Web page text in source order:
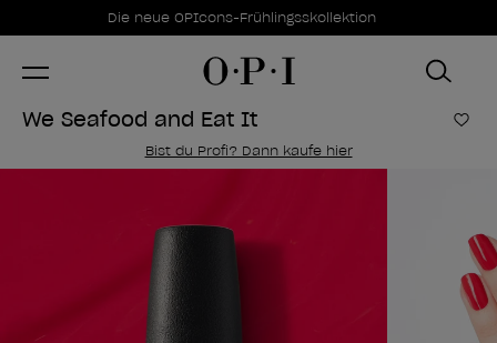
Sonderangebote
Die neue OPIcons-Frühlingsskollektion
Item 1 of 1
We Seafood and Eat It Zur
Bist du Profi? Dann kaufe hier